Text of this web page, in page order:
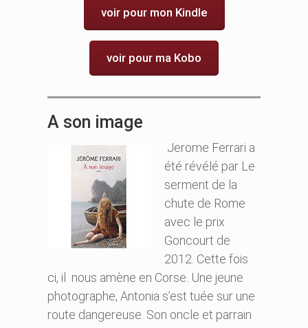
voir pour mon Kindle
voir pour ma Kobo
A son image
Jerome Ferrari a
été révélé par Le
serment de la
chute de Rome
avec le prix
Goncourt de
2012. Cette fois
ci, il nous amène en Corse. Une jeune
photographe, Antonia s’est tuée sur une
route dangereuse. Son oncle et parrain